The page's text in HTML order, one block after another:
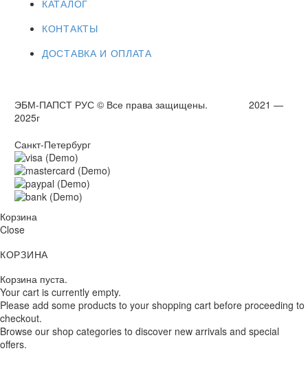
КАТАЛОГ
КОНТАКТЫ
ДОСТАВКА И ОПЛАТА
ЭБМ-ПАПСТ РУС © Все права защищены. 2021 —
2025г
Санкт-Петербург
Корзина
Close
КОРЗИНА
Корзина пуста.
Your cart is currently empty.
Please add some products to your shopping cart before proceeding to
checkout.
Browse our shop categories to discover new arrivals and special
offers.